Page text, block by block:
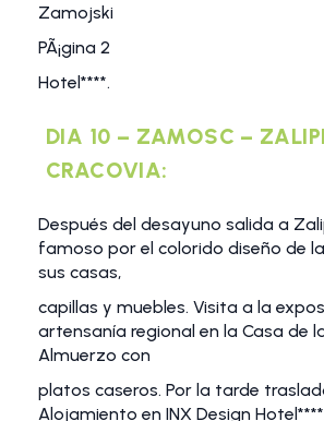
Zamojski
PÃ¡gina 2
Hotel****.
DIA 10 – ZAMOSC –
CRACOVIA:
Después del desayuno salida a
famoso por el colorido diseño de
sus casas,
capillas y muebles. Visita a la
artensanía regional en la Casa de
Almuerzo con
platos caseros. Por la tarde
Alojamiento en INX Design